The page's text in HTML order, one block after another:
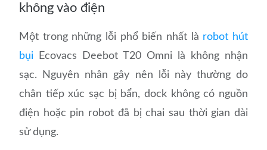
không vào điện
Một trong những lỗi phổ biến nhất là robot hút
bụi Ecovacs Deebot T20 Omni là không nhận
sạc. Nguyên nhân gây nên lỗi này thường do
chân tiếp xúc sạc bị bẩn, dock không có nguồn
điện hoặc pin robot đã bị chai sau thời gian dài
sử dụng.